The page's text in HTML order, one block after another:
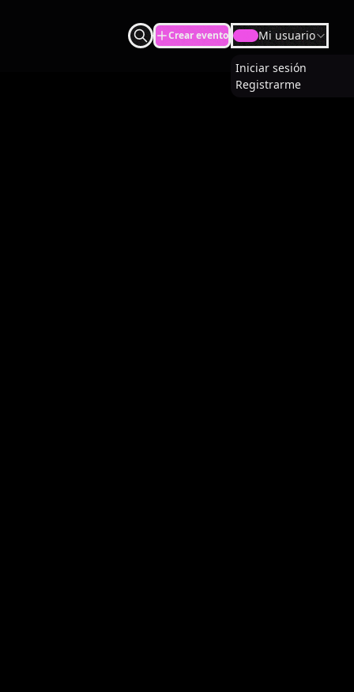
Crear evento Mi usuario
Iniciar sesión
Registrarme